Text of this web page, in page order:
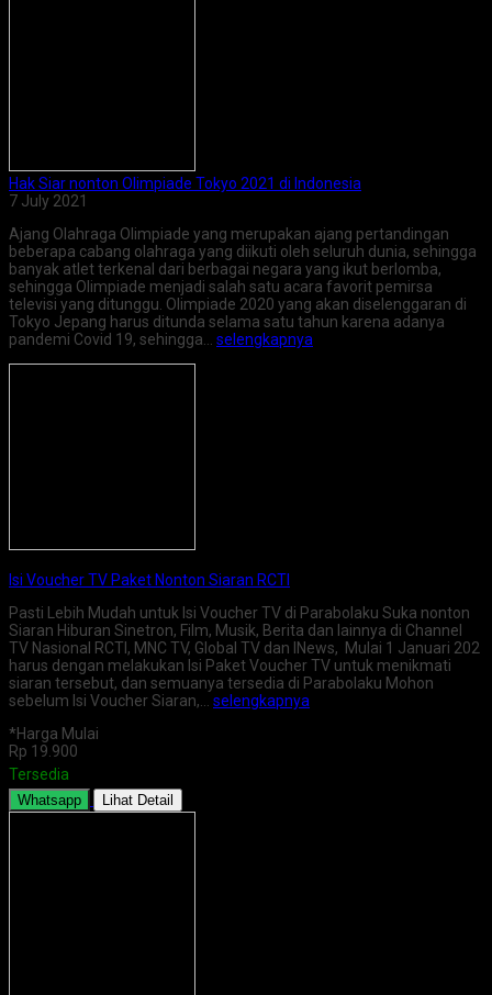
Hak Siar nonton Olimpiade Tokyo 2021 di Indonesia
7 July 2021
Ajang Olahraga Olimpiade yang merupakan ajang pertandingan
beberapa cabang olahraga yang diikuti oleh seluruh dunia, sehingga
banyak atlet terkenal dari berbagai negara yang ikut berlomba,
sehingga Olimpiade menjadi salah satu acara favorit pemirsa
televisi yang ditunggu. Olimpiade 2020 yang akan diselenggaran di
Tokyo Jepang harus ditunda selama satu tahun karena adanya
pandemi Covid 19, sehingga… selengkapnya
Isi Voucher TV Paket Nonton Siaran RCTI
Pasti Lebih Mudah untuk Isi Voucher TV di Parabolaku Suka nonton
Siaran Hiburan Sinetron, Film, Musik, Berita dan lainnya di Channel
TV Nasional RCTI, MNC TV, Global TV dan INews, Mulai 1 Januari 202
harus dengan melakukan Isi Paket Voucher TV untuk menikmati
siaran tersebut, dan semuanya tersedia di Parabolaku Mohon
sebelum Isi Voucher Siaran,… selengkapnya
*Harga Mulai
Rp 19.900
Tersedia
Whatsapp Lihat Detail